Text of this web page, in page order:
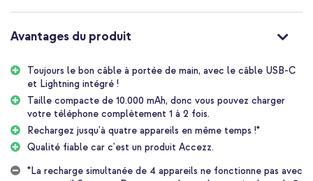
câbles intégrés est là pour vous.
Plus besoin de chercher les bons câbles ! La batterie externe
Accezz dispose de câbles intégrés de 10 cm pour Lightning et
USB-C. Cela rend la charge de vos appareils encore plus facile et
vous n'avez pas besoin d'emporter des câbles séparés. La batterie
externe elle-même se charge également avec le câble USB-C
intégré ou via le port USB-C. En combinaison avec un adaptateur
à charge rapide (20W ou plus), la batterie externe est à nouveau
pleine en 2 à 2,5 heures.
Avantages du produit
Toujours le bon câble à portée de main, avec le câble USB-C
et Lightning intégré !
Taille compacte de 10.000 mAh, donc vous pouvez charger
votre téléphone complètement 1 à 2 fois.
Rechargez jusqu'à quatre appareils en même temps !*
Qualité fiable car c'est un produit Accezz.
*La recharge simultanée de 4 appareils ne fonctionne pas avec